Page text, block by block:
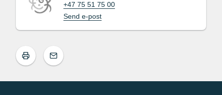
+47 75 51 75 00
Send e-post